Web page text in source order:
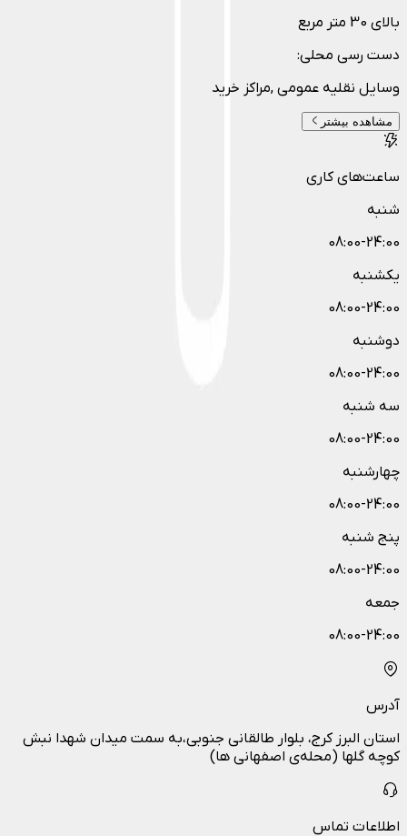
بالای 30 متر مربع
دست رسی محلی:
وسایل نقلیه عمومی ,مراکز خرید
مشاهده بیشتر
ساعت‌های کاری
شنبه
08:00-24:00
یکشنبه
08:00-24:00
دوشنبه
08:00-24:00
سه شنبه
08:00-24:00
چهارشنبه
08:00-24:00
پنج شنبه
08:00-24:00
جمعه
08:00-24:00
آدرس
استان البرز کرج، بلوار طالقانی جنوبی،به سمت میدان شهدا نبش
کوچه گلها (محله‌ی اصفهانی ها)
اطلاعات تماس